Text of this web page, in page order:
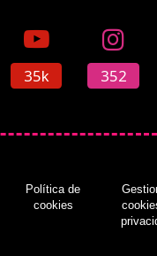
35k 352
Política de
cookies